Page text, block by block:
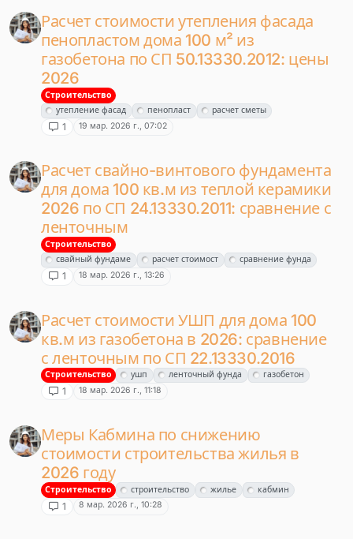
Расчет стоимости утепления фасада
пенопластом дома 100 м² из
газобетона по СП 50.13330.2012: цены
2026
Строительство
утепление фасад
пенопласт расчет сметы
1 19 мар. 2026 г., 07:02
Расчет свайно-винтового фундамента
для дома 100 кв.м из теплой керамики
2026 по СП 24.13330.2011: сравнение с
ленточным
Строительство
свайный фундаме
расчет стоимост сравнение фунда
1 18 мар. 2026 г., 13:26
Расчет стоимости УШП для дома 100
кв.м из газобетона в 2026: сравнение
с ленточным по СП 22.13330.2016
Строительство ушп ленточный фунда газобетон
1 18 мар. 2026 г., 11:18
Меры Кабмина по снижению
стоимости строительства жилья в
2026 году
Строительство строительство жилье кабмин
1 8 мар. 2026 г., 10:28